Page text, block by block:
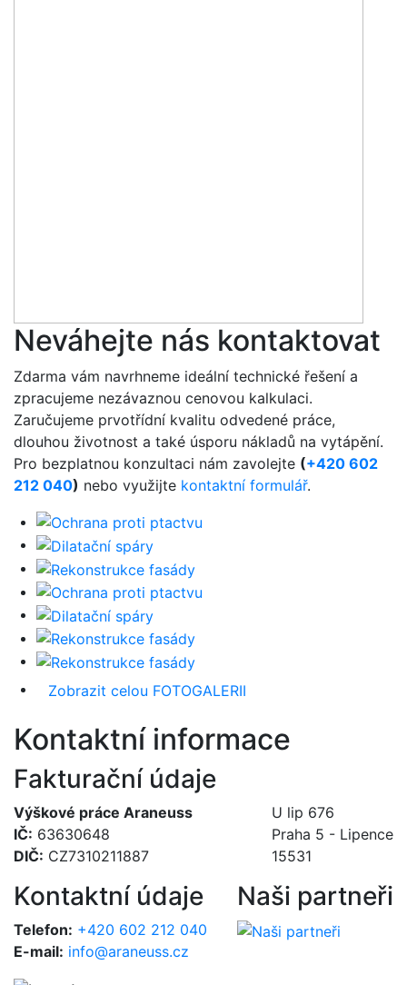
Neváhejte nás kontaktovat
Zdarma vám navrhneme ideální technické řešení a
zpracujeme nezávaznou cenovou kalkulaci.
Zaručujeme prvotřídní kvalitu odvedené práce,
dlouhou životnost a také úsporu nákladů na vytápění.
Pro bezplatnou konzultaci nám zavolejte (+420 602
212 040) nebo využijte kontaktní formulář.
Zobrazit celou FOTOGALERII
Kontaktní informace
Fakturační údaje
Výškové práce Araneuss
IČ: 63630648
DIČ: CZ7310211887
U lip 676
Praha 5 - Lipence
15531
Kontaktní údaje
Telefon: +420 602 212 040
E-mail: info@araneuss.cz
Naši partneři